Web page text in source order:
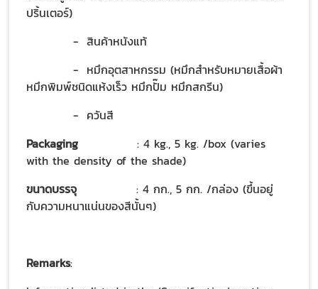
ปริ้นเตอร์)
- สินค้าหนังแท้
- หมึกอุตสาหกรรม (หมึกสำหรับหมายเสื้อผ้า
หมึกพิมพ์ชนิดแห้งเร็ว หมึกปั๊ม หมึกสกรีน)
- ควันสี
Packaging
: 4 kg., 5 kg. /box (varies
with the density of the shade)
ขนาดบรรจุ
: 4 กก., 5 กก. /กล่อง (ขึ้นอยู่
กับความหนาแน่นของสีนั้นๆ)
Remarks: